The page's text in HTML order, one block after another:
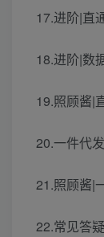
17.进阶|直
18.进阶|数
19.照顾酱|
20.一件代
21.照顾酱|
22.常见答